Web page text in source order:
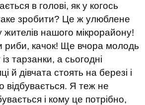
в голові, як у когось
зробити? Це ж улюблене
жителів нашого мікрорайону!
риби, качок! Ще вчора молодь
тарзанки, а сьогодні
й дівчата стоять на березі і
відбувається. Я теж не
і кому це потрібно,